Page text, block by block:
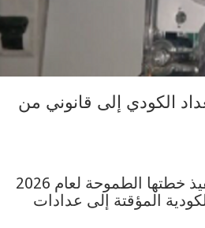
الكودي إلى قانوني من
تواصل وزارة الكهرباء والطاقة المتجددة تنفيذ خطتها الطموحة لعام 2026
المؤقتة إلى عدادات